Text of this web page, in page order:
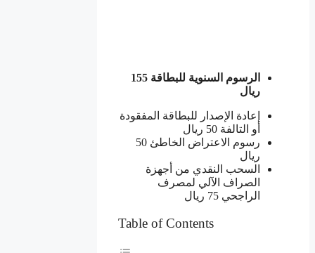
الرسوم السنوية للبطاقة 155
ريال
إعادة الإصدار للبطاقة المفقودة
أو التالفة 50 ريال
رسوم الاعتراض الخاطئ 50
ريال
السحب النقدي من أجهزة
الصراف الآلي لمصرف
الراجحي 75 ريال
Table of Contents